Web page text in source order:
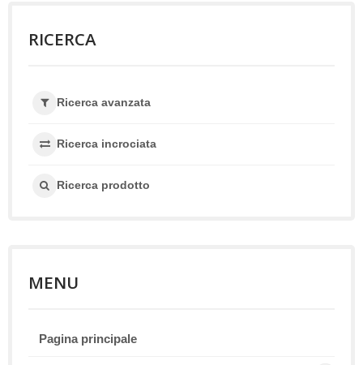
RICERCA
Ricerca avanzata
Ricerca incrociata
Ricerca prodotto
MENU
Pagina principale